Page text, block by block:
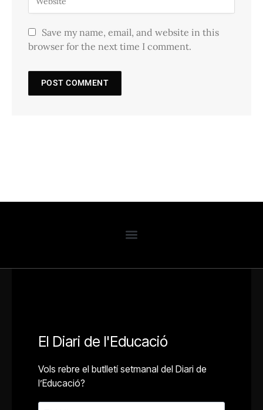
Save my name, email, and website in this
browser for the next time I comment.